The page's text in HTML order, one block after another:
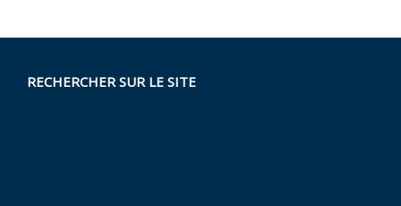
RECHERCHER SUR LE SITE